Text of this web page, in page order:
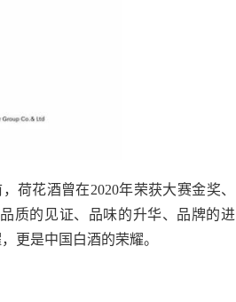
荷花酒曾在2020年荣获大赛金奖、
质的见证、品味的升华、品牌的进
更是中国白酒的荣耀。